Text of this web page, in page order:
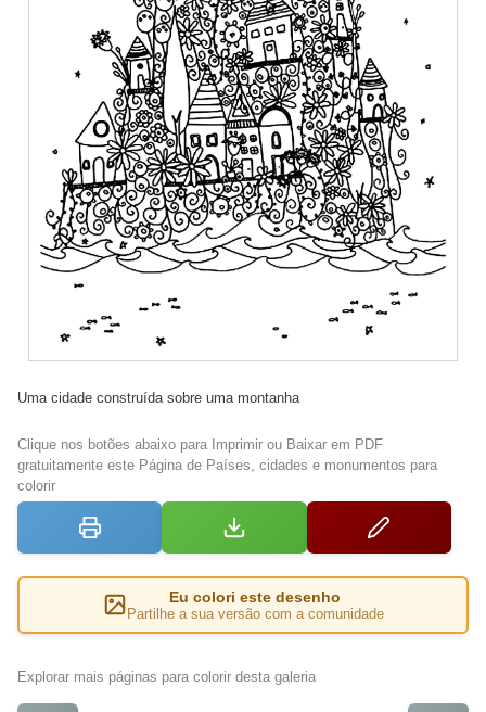
Uma cidade construída sobre uma montanha
Clique nos botões abaixo para Imprimir ou Baixar em PDF
gratuitamente este Página de Países, cidades e monumentos para
colorir
Eu colori este desenho
Partilhe a sua versão com a comunidade
Explorar mais páginas para colorir desta galeria